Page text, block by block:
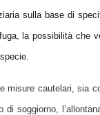
sulla base di
la possibilità che
misure cautelari, sia
di soggiorno,